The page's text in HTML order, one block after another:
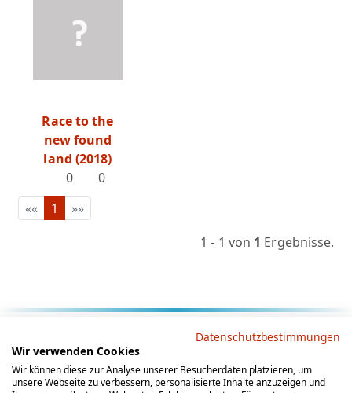
Race to the
new found
land (2018)
0
0
««
1
»»
1 - 1 von 1 Ergebnisse.
AGB Datenschutz
Impressum
Datenschutzbestimmungen
Wir verwenden Cookies
Wir können diese zur Analyse unserer Besucherdaten platzieren, um
unsere Webseite zu verbessern, personalisierte Inhalte anzuzeigen und